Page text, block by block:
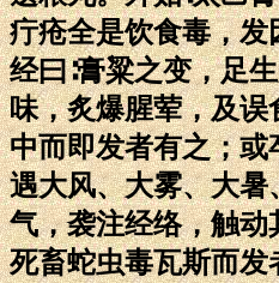
疔疮全是饮食毒，发
经曰∶膏粱之变，足
味，炙爆腥荤，及
中而即发者有之；或
遇大风、大雾、大暑
气，袭注经络，触
死畜蛇虫毒瓦斯而发